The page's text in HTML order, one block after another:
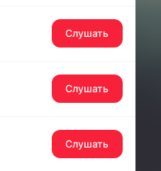
Слушать
Слушать
Слушать